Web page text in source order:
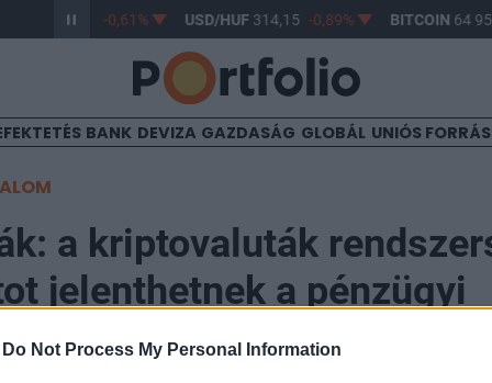
Do Not Process My Personal Information
363,16 -0,61% USD/HUF314,15 -0,89% BITCOIN64
BANK DEVIZA GAZDASÁG GLOBÁL UNIÓS
a kriptovaluták
jelenthetnek a pénzügyi